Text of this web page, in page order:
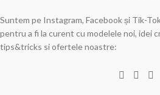
Suntem pe Instagram, Facebook și Tik-
pentru a fi la curent cu modelele noi, idei
tips&tricks si ofertele noastre: